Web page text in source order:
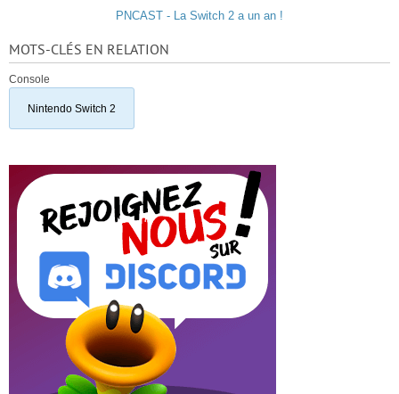
PNCAST - La Switch 2 a un an !
MOTS-CLÉS EN RELATION
Console
Nintendo Switch 2